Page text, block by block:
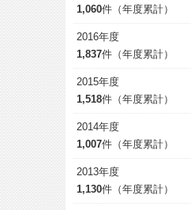
1,060件（年度累計）
2016年度
1,837件（年度累計）
2015年度
1,518件（年度累計）
2014年度
1,007件（年度累計）
2013年度
1,130件（年度累計）